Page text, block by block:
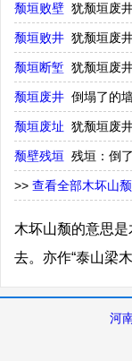
颓垣败壁 犹颓垣废
颓垣败井 犹颓垣废
颓垣断堑 犹颓垣废
颓垣废井 倒塌了的
颓垣废址 犹颓垣废
颓壁残垣 残垣：倒
>> 查看全部木坏山
木坏山颓的意思
去。亦作“泰山梁木
河